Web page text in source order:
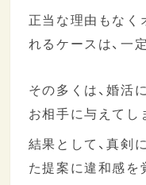
正当な理由もなく
れるケースは、一
その多くは、婚活
お相手に与えてし
結果として、真剣
た提案に違和感を